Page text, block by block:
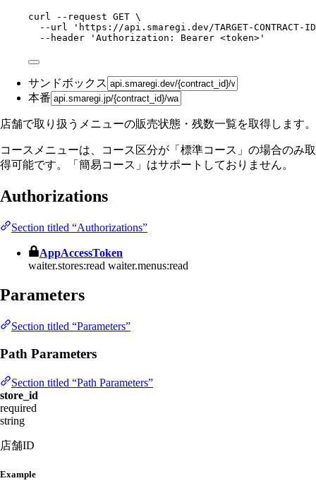
curl --request GET \
--url
' https://api.smaregi.dev/TARGET-CONTRACT-
--header
' Authorization: Bearer <token> '
サンドボックス
本番
店舗で取り扱うメニューの販売状態・残数一覧を取得します。
コースメニューは、コース区分が「標準コース」の場合のみ取
得可能です。「簡易コース」はサポートしておりません。
Authorizations
Section titled “Authorizations”
AppAccessToken
waiter.stores:read waiter.menus:read
Parameters
Section titled “Parameters”
Path Parameters
Section titled “Path Parameters”
store_id
required
string
店舗ID
Example